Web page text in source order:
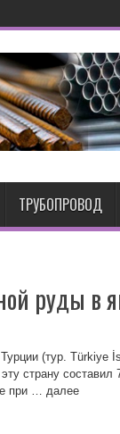
ТРУБОПРОВОД
руды в
(тур. Türkiye
страну составил
при … далее